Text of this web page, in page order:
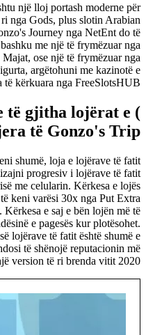
një lloj portash moderne për
nga Gods, plus slotin Arabian
Journey nga NetEnt do të
me një të frymëzuar nga
ose një të frymëzuar nga
argëtohuni me kazinotë e
të kërkuara nga FreeSlotsHUB.
të gjitha lojërat e
të Gonzo's Trip?
shumë, loja e lojërave të fatit
progresiv i lojërave të fatit
me celularin. Kërkesa e lojës
keni varësi 30x nga Put Extra
e saj e bën lojën më të
e pagesës kur plotësohet.
lojërave të fatit është shumë e
të shënojë reputacionin më
version të ri brenda vitit 2020.